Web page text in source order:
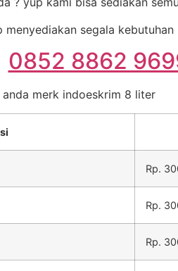
segala
0852 8862
merk indoeskrim 8 liter
Rp.
Rp.
Rp.